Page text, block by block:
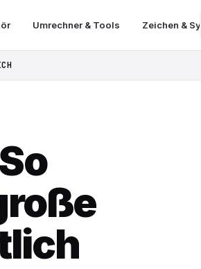
Umrechner & Tools Zeichen &